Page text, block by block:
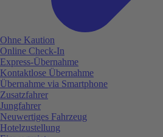
Ohne Kaution
Online Check-In
Express-Übernahme
Kontaktlose Übernahme
Übernahme via Smartphone
Zusatzfahrer
Jungfahrer
Neuwertiges Fahrzeug
Hotelzustellung